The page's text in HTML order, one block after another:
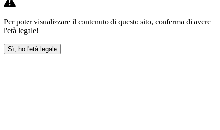
Per poter visualizzare il contenuto di questo sito, conferma di avere
l'età legale!
Sì, ho l'età legale